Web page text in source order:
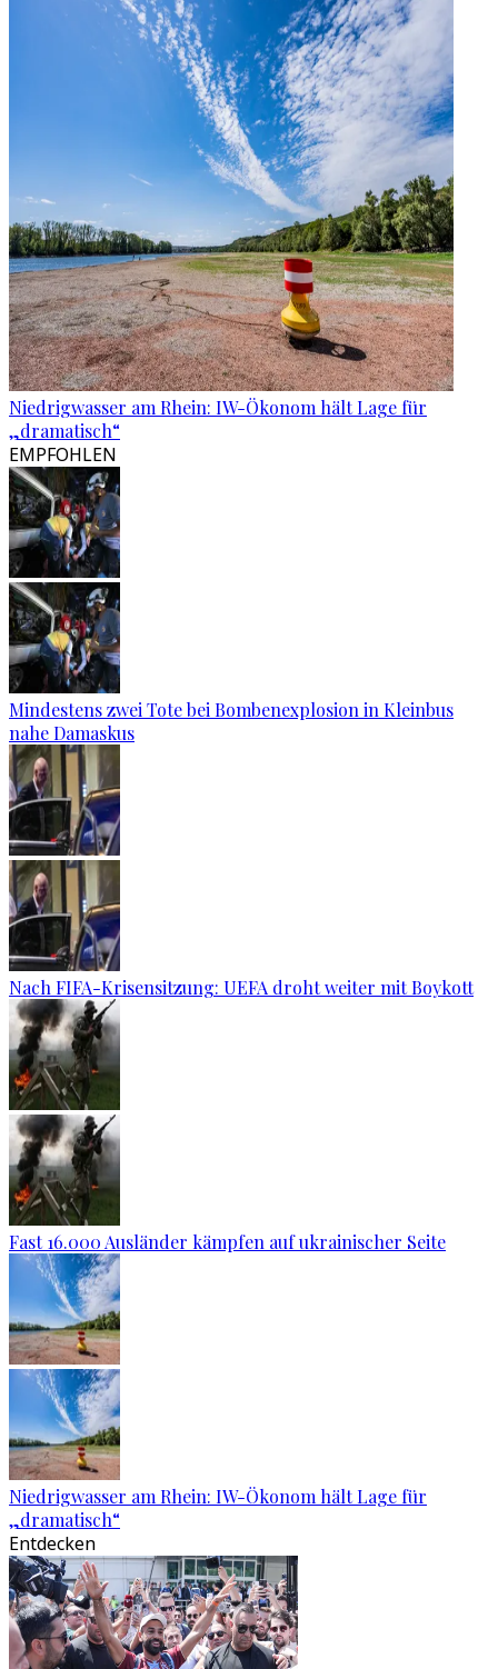
Niedrigwasser am Rhein: IW-Ökonom hält Lage für
„dramatisch“
EMPFOHLEN
Mindestens zwei Tote bei Bombenexplosion in Kleinbus
nahe Damaskus
Nach FIFA-Krisensitzung: UEFA droht weiter mit Boykott
Fast 16.000 Ausländer kämpfen auf ukrainischer Seite
Niedrigwasser am Rhein: IW-Ökonom hält Lage für
„dramatisch“
Entdecken